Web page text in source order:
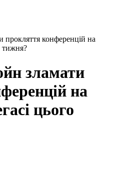
прокляття конференцій на
тижня?
зламати
на
цього